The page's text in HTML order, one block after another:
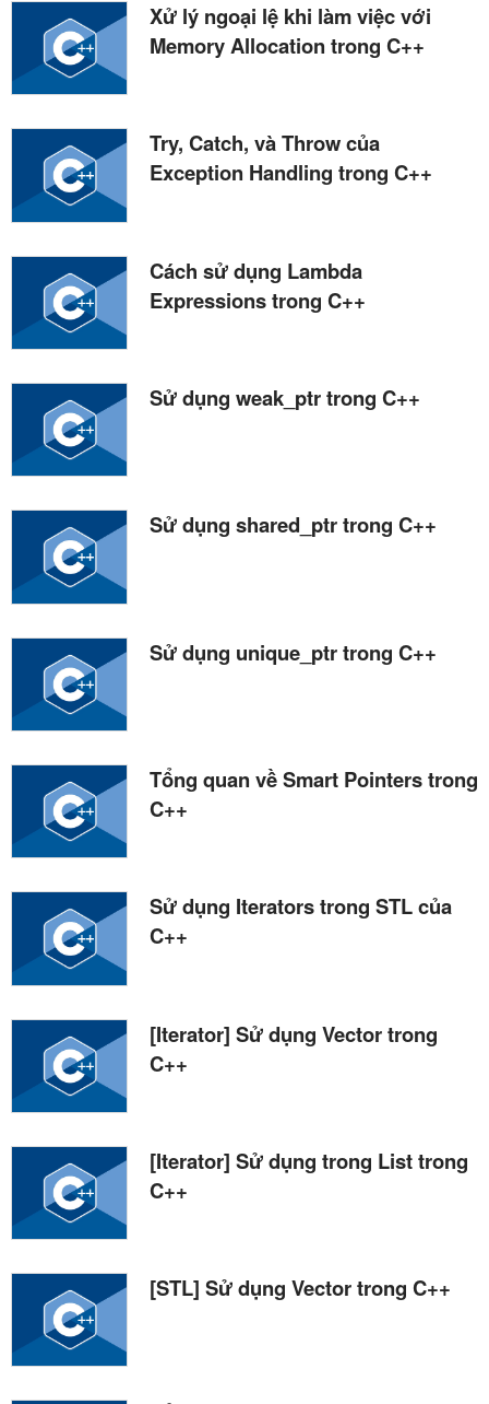
Xử lý ngoại lệ khi làm việc với
Memory Allocation trong C++
Try, Catch, và Throw của
Exception Handling trong C++
Cách sử dụng Lambda
Expressions trong C++
Sử dụng weak_ptr trong C++
Sử dụng shared_ptr trong C++
Sử dụng unique_ptr trong C++
Tổng quan về Smart Pointers trong
C++
Sử dụng Iterators trong STL của
C++
[Iterator] Sử dụng Vector trong
C++
[Iterator] Sử dụng trong List trong
C++
[STL] Sử dụng Vector trong C++